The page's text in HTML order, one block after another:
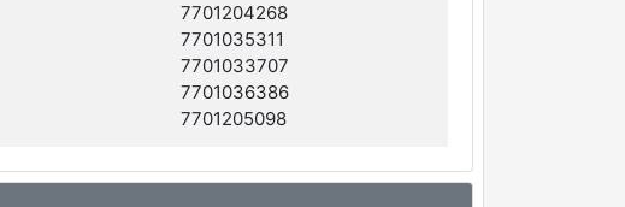
7701204268
7701035311
7701033707
7701036386
7701205098